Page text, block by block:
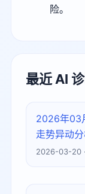
险。
最近 AI
2026年03
走势异动
2026-03-20